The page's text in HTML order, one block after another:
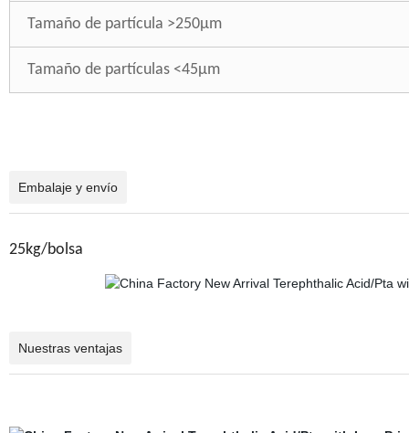
Tamaño de partícula >250μm
Tamaño de partículas <45μm
Embalaje y envío
25kg/bolsa
Nuestras ventajas